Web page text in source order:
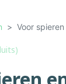
Voor